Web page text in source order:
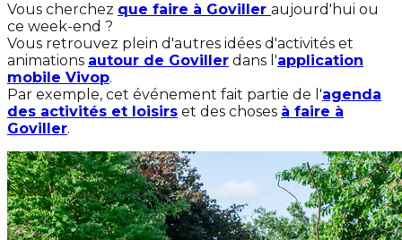
Vous cherchez que faire à Goviller aujourd'hui ou
ce week-end ?
Vous retrouvez plein d'autres idées d'activités et
animations autour de Goviller dans l'application
mobile Vivop.
Par exemple, cet événement fait partie de l'agenda
des activités et loisirs et des choses à faire à
Goviller.